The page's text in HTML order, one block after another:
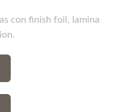
con finish foil, lamina